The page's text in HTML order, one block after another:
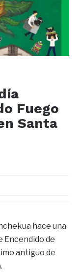
Fuego
Santa
hace una
Encendido de
antiguo de
.